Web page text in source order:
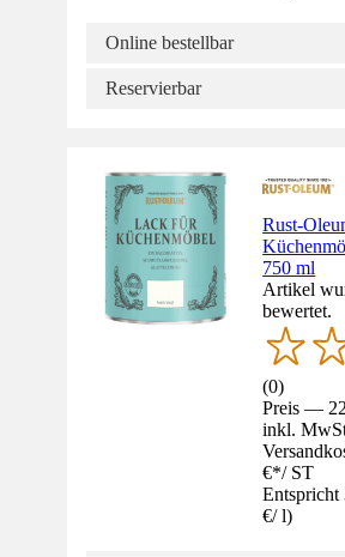
Online bestellbar
Reservierbar
Rust-
750 ml
Artikel
bewertet.
(0)
Preis —
inkl.
€*/ ST
Entspricht
€/ l)